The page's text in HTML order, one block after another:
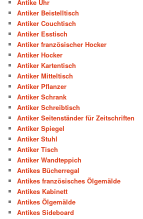
Antike Uhr
Antiker Beistelltisch
Antiker Couchtisch
Antiker Esstisch
Antiker französischer Hocker
Antiker Hocker
Antiker Kartentisch
Antiker Mitteltisch
Antiker Pflanzer
Antiker Schrank
Antiker Schreibtisch
Antiker Seitenständer für Zeitschriften
Antiker Spiegel
Antiker Stuhl
Antiker Tisch
Antiker Wandteppich
Antikes Bücherregal
Antikes französisches Ölgemälde
Antikes Kabinett
Antikes Ölgemälde
Antikes Sideboard